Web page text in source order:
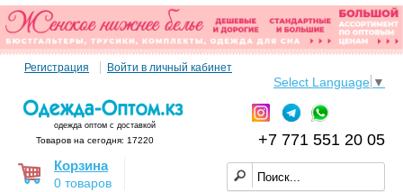
Регистрация Войти в личный кабинет
Select Language ▼
одежда оптом с доставкой
+7 771 551 20 05
Товаров на сегодня: 17220
Корзина
0 товаров